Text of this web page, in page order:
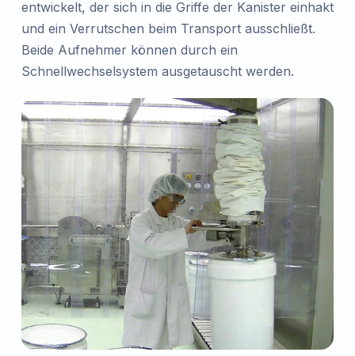
entwickelt, der sich in die Griffe der Kanister einhakt
und ein Verrutschen beim Transport ausschließt.
Beide Aufnehmer können durch ein
Schnellwechselsystem ausgetauscht werden.